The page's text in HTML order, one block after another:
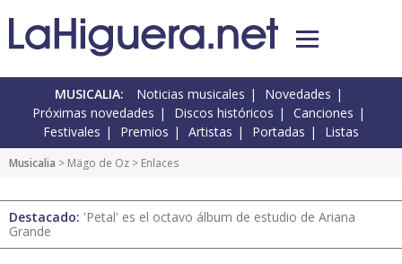
MUSICALIA: Noticias musicales
Novedades
Próximas novedades
Discos históricos
Canciones
Festivales
Premios Artistas Portadas Listas
Musicalia > Mägo de Oz > Enlaces
Destacado: 'Petal' es el octavo álbum de estudio de Ariana
Grande